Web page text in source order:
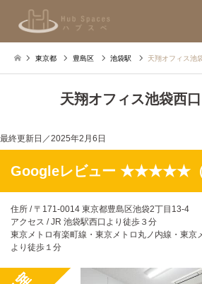
東京都 豊島区 池袋駅 天翔オフィス池
天翔オフィス池袋西口
最終更新日／2025年2月6日
Googleレビュー ★★★★★（
住所 / 〒171-0014 東京都豊島区池袋2丁目13-4
アクセス / JR 池袋駅西口より徒歩３分
東京メトロ有楽町線・東京メトロ丸ノ内線・東京
より徒歩１分